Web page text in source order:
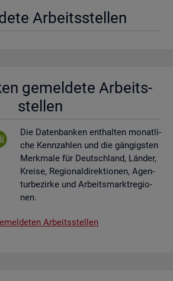
Ar­beits­stel­len
ge­mel­de­te Ar­beits­
stel­len
Die Da­ten­ban­ken ent­hal­ten mo­nat­li­
che Kenn­zah­len und die gän­gigs­ten
Merk­ma­le für Deutsch­land, Län­der,
Krei­se, Re­gio­nal­di­rek­tio­nen, Agen­
tur­be­zir­ke und Ar­beits­markt­re­gio­
nen.
Ar­beits­stel­len